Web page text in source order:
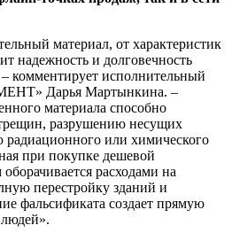
материал, от характеристик
надежность и долговечность
комментирует исполнительный
Дарья Мартынкина. –
материала способно
разрушению несущих
или химического
при покупке дешевой
расходами на
перестройку зданий и
фальсификата создает прямую